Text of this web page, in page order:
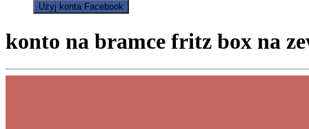
Użyj konta Facebook
konto na bramce fritz box na